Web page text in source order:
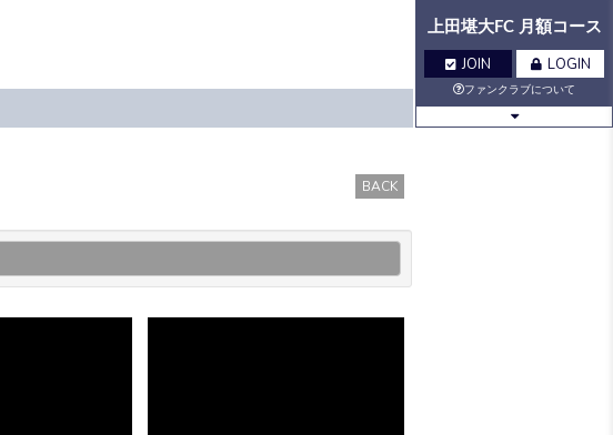
上田堪大FC 月額コース
JOIN LOGIN
ファンクラブについて
BACK